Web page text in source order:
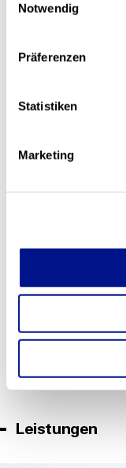
Notwendig
Präferenzen
Statistiken
Marketing
Leistungen